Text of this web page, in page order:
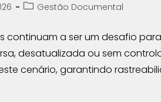
Gestão Documental
continuam a ser um desafio
desatualizada ou sem
cenário, garantindo